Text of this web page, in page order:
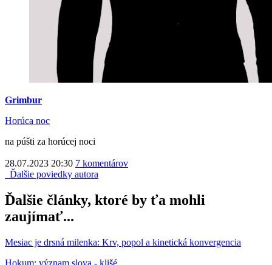
Grimbur
Horúca noc
na púšti za horúcej noci
28.07.2023 20:30 7 komentárov
Ďalšie poviedky autora
Ďalšie články, ktoré by ťa mohli
zaujímať...
Mesiac je drsná milenka: Krv, popol a kinetická konvergencia
Hokum: význam slova - klišé.